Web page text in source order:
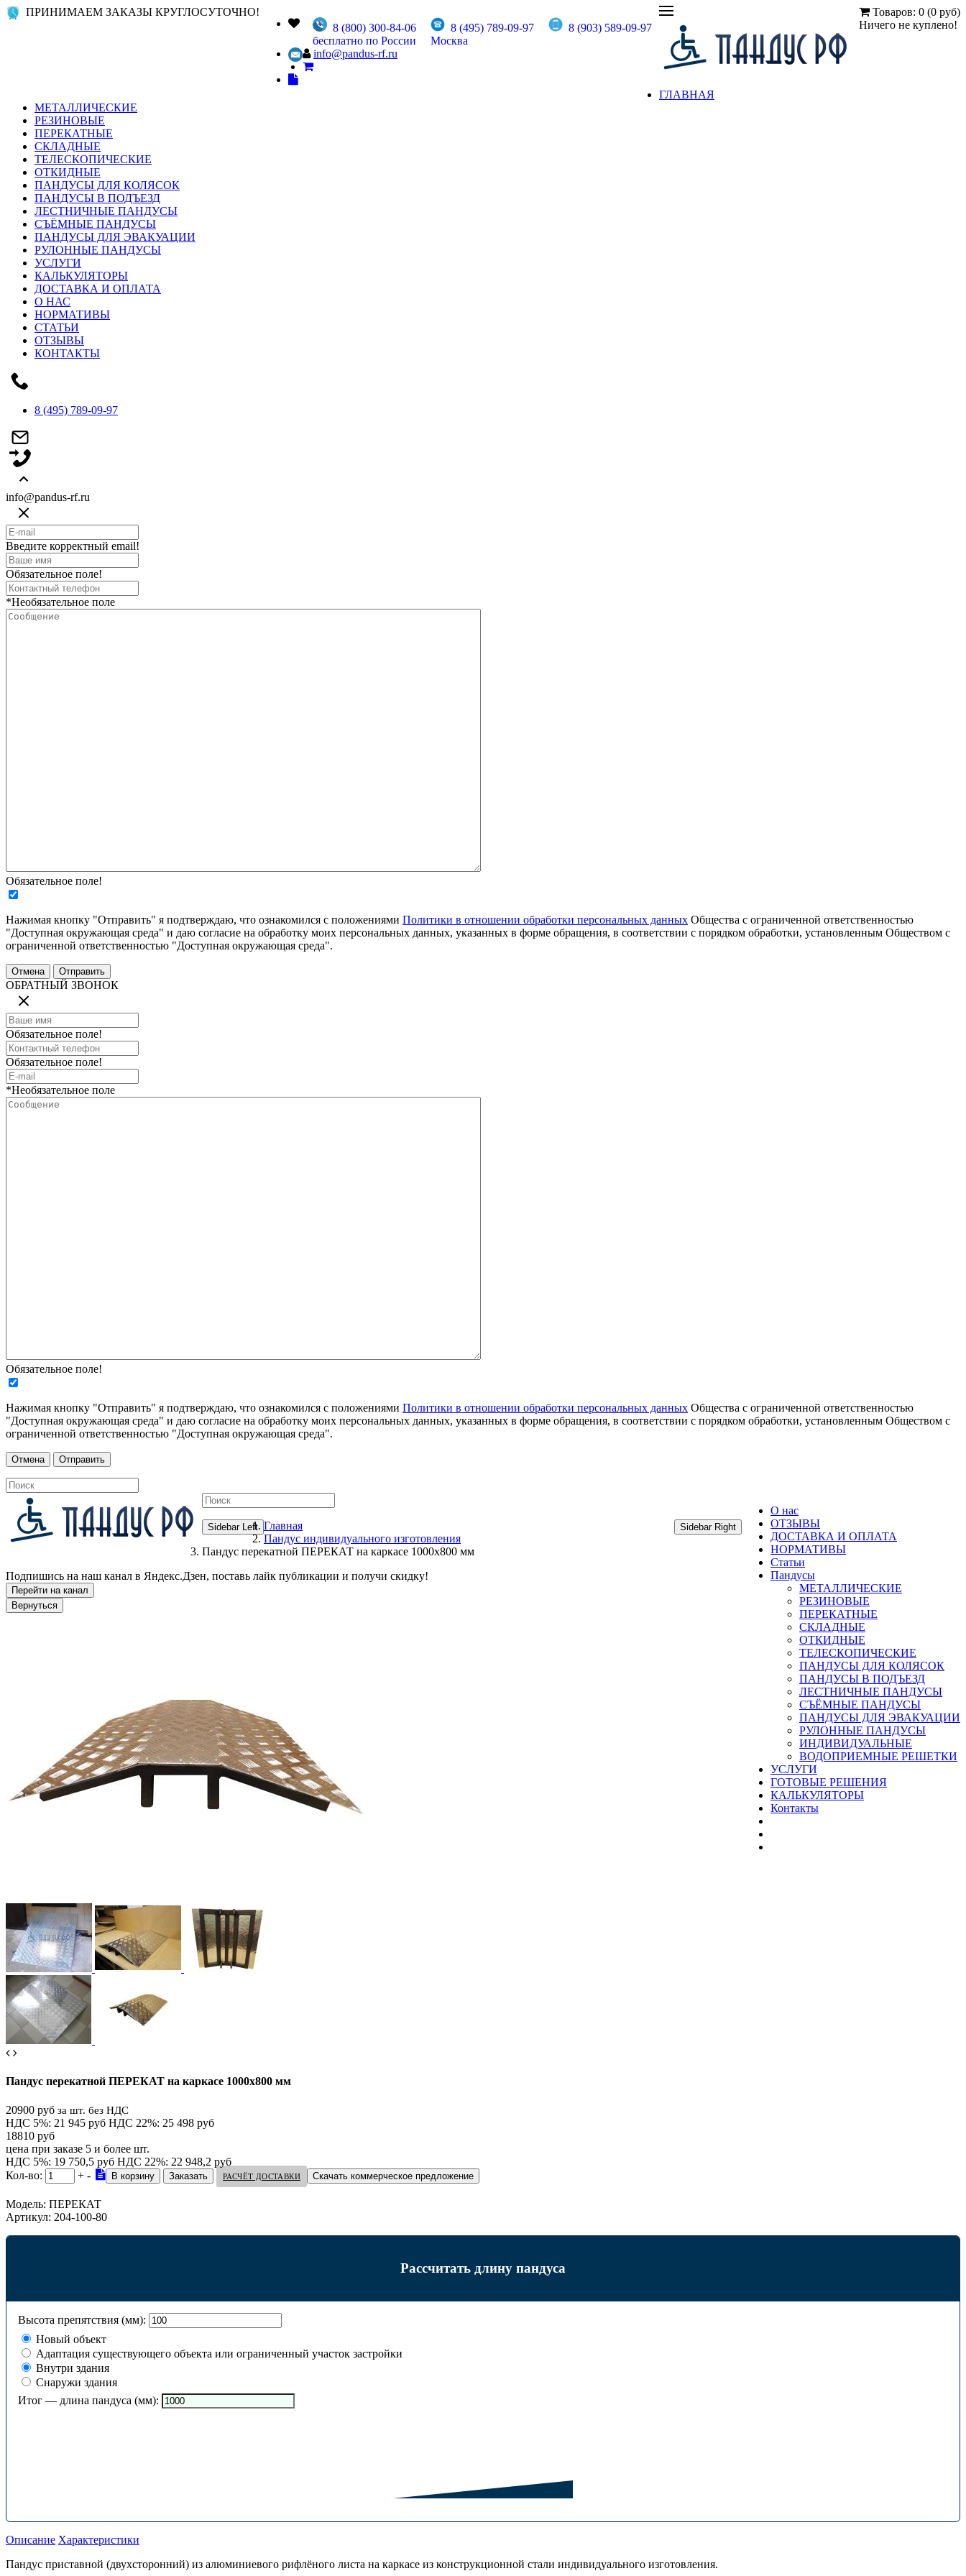
ПРИНИМАЕМ ЗАКАЗЫ КРУГЛОСУТОЧНО!
8 (800) 300-84-06
бесплатно по России
8 (495) 789-09-97
Москва
8 (903) 589-09-97
info@pandus-rf.ru
Товаров: 0 (0 руб)
Ничего не куплено!
ГЛАВНАЯ
МЕТАЛЛИЧЕСКИЕ
РЕЗИНОВЫЕ
ПЕРЕКАТНЫЕ
СКЛАДНЫЕ
ТЕЛЕСКОПИЧЕСКИЕ
ОТКИДНЫЕ
ПАНДУСЫ ДЛЯ КОЛЯСОК
ПАНДУСЫ В ПОДЪЕЗД
ЛЕСТНИЧНЫЕ ПАНДУСЫ
СЪЁМНЫЕ ПАНДУСЫ
ПАНДУСЫ ДЛЯ ЭВАКУАЦИИ
РУЛОННЫЕ ПАНДУСЫ
УСЛУГИ
КАЛЬКУЛЯТОРЫ
ДОСТАВКА И ОПЛАТА
О НАС
НОРМАТИВЫ
СТАТЬИ
ОТЗЫВЫ
КОНТАКТЫ
8 (495) 789-09-97
info@pandus-rf.ru
Введите корректный email!
Обязательное поле!
*Необязательное поле
Обязательное поле!
Нажимая кнопку "Отправить" я подтверждаю, что ознакомился с положениями Политики в отношении обработки персональных данных Общества с ограниченной ответственностью
"Доступная окружающая среда" и даю согласие на обработку моих персональных данных, указанных в форме обращения, в соответствии с порядком обработки, установленным Обществом с
ограниченной ответственностью "Доступная окружающая среда".
ОБРАТНЫЙ ЗВОНОК
Обязательное поле!
Обязательное поле!
*Необязательное поле
Обязательное поле!
Нажимая кнопку "Отправить" я подтверждаю, что ознакомился с положениями Политики в отношении обработки персональных данных Общества с ограниченной ответственностью
"Доступная окружающая среда" и даю согласие на обработку моих персональных данных, указанных в форме обращения, в соответствии с порядком обработки, установленным Обществом с
ограниченной ответственностью "Доступная окружающая среда".
О нас
ОТЗЫВЫ
ДОСТАВКА И ОПЛАТА
НОРМАТИВЫ
Статьи
Пандусы
МЕТАЛЛИЧЕСКИЕ
РЕЗИНОВЫЕ
ПЕРЕКАТНЫЕ
СКЛАДНЫЕ
ОТКИДНЫЕ
ТЕЛЕСКОПИЧЕСКИЕ
ПАНДУСЫ ДЛЯ КОЛЯСОК
ПАНДУСЫ В ПОДЪЕЗД
ЛЕСТНИЧНЫЕ ПАНДУСЫ
CЪЁМНЫЕ ПАНДУСЫ
ПАНДУСЫ ДЛЯ ЭВАКУАЦИИ
РУЛОННЫЕ ПАНДУСЫ
ИНДИВИДУАЛЬНЫЕ
ВОДОПРИЕМНЫЕ РЕШЕТКИ
УСЛУГИ
ГОТОВЫЕ РЕШЕНИЯ
КАЛЬКУЛЯТОРЫ
Контакты
Sidebar Left Sidebar Right
Главная
Пандус индивидуального изготовления
Пандус перекатной ПЕРЕКАТ на каркасе 1000х800 мм
Подпишись на наш канал в Яндекс.Дзен, поставь лайк публикации и получи скидку!
Пандус перекатной ПЕРЕКАТ на каркасе 1000х800 мм
20900 руб за шт. без НДС
НДС 5%: 21 945 руб НДС 22%: 25 498 руб
18810 руб
цена при заказе 5 и более шт.
НДС 5%: 19 750,5 руб НДС 22%: 22 948,2 руб
Кол-во:
+ - РАСЧЁТ ДОСТАВКИ Скачать коммерческое предложение
Модель: ПЕРЕКАТ
Артикул: 204-100-80
Рассчитать длину пандуса
Высота препятствия (мм):
Новый объект
Адаптация существующего объекта или ограниченный участок застройки
Внутри здания
Снаружи здания
Итог — длина пандуса (мм):
Описание Характеристики
Пандус приставной (двухсторонний) из алюминиевого рифлёного листа на каркасе из конструкционной стали индивидуального изготовления.